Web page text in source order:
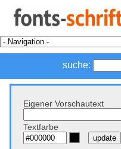
suche:
Eigener Vorschautext
Textfarbe